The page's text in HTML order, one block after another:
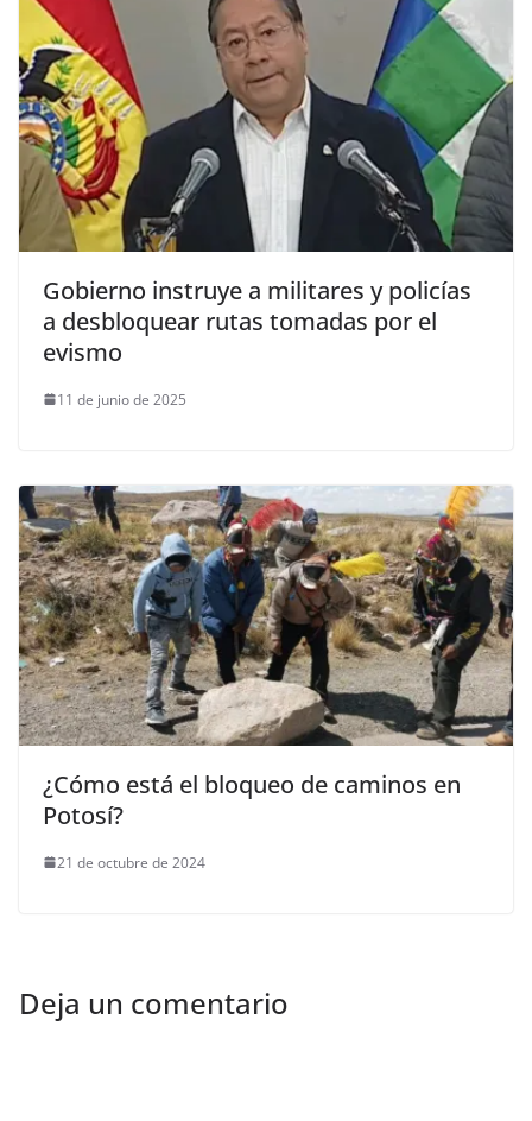
Gobierno instruye a militares y policías
a desbloquear rutas tomadas por el
evismo
11 de junio de 2025
¿Cómo está el bloqueo de caminos en
Potosí?
21 de octubre de 2024
Deja un comentario